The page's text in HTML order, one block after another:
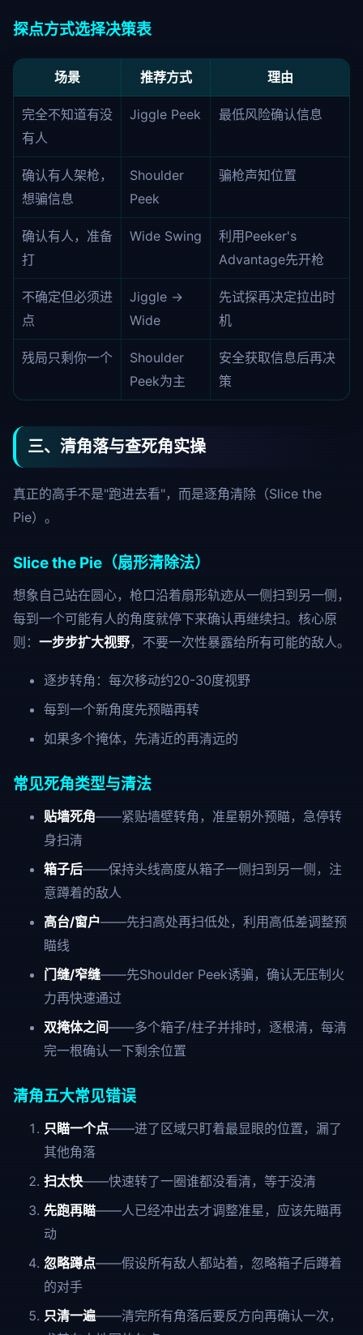
探点方式选择决策表
场景 推荐方式 理由
完全不知道有没
有人
Jiggle Peek 最低风险确认信息
确认有人架枪，
想骗信息
Shoulder
Peek
骗枪声知位置
确认有人，准备
打
Wide Swing
利用Peeker's
Advantage先开枪
不确定但必须进
点
Jiggle →
Wide
先试探再决定拉出时
机
残局只剩你一个
Shoulder
Peek为主
安全获取信息后再决
策
三、清角落与查死角实操
真正的高手不是"跑进去看"，而是逐角清除（Slice the
Pie）。
Slice the Pie（扇形清除法）
想象自己站在圆心，枪口沿着扇形轨迹从一侧扫到另一侧，
每到一个可能有人的角度就停下来确认再继续扫。核心原
则： 一步步扩大视野，不要一次性暴露给所有可能的敌人。
逐步转角：每次移动约20-30度视野
每到一个新角度先预瞄再转
如果多个掩体，先清近的再清远的
常见死角类型与清法
贴墙死角——紧贴墙壁转角，准星朝外预瞄，急停转
身扫清
箱子后——保持头线高度从箱子一侧扫到另一侧，注
意蹲着的敌人
高台/窗户——先扫高处再扫低处，利用高低差调整预
瞄线
门缝/窄缝——先Shoulder Peek诱骗，确认无压制火
力再快速通过
双掩体之间——多个箱子/柱子并排时，逐根清，每清
完一根确认一下剩余位置
清角五大常见错误
只瞄一个点——进了区域只盯着最显眼的位置，漏了
其他角落
扫太快——快速转了一圈谁都没看清，等于没清
先跑再瞄——人已经冲出去才调整准星，应该先瞄再
动
忽略蹲点——假设所有敌人都站着，忽略箱子后蹲着
的对手
只清一遍——清完所有角落后要反方向再确认一次，